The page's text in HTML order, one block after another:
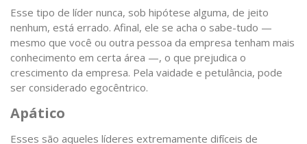
Esse tipo de líder nunca, sob hipótese alguma, de jeito
nenhum, está errado. Afinal, ele se acha o sabe-tudo —
mesmo que você ou outra pessoa da empresa tenham mais
conhecimento em certa área —, o que prejudica o
crescimento da empresa. Pela vaidade e petulância, pode
ser considerado egocêntrico.
Apático
Esses são aqueles líderes extremamente difíceis de